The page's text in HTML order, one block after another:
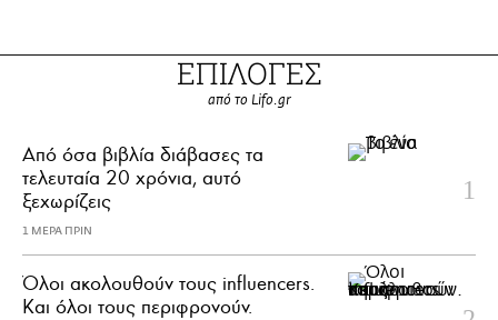
ΕΠΙΛΟΓΕΣ
από το Lifo.gr
Από όσα βιβλία διάβασες τα
τελευταία 20 χρόνια, αυτό
ξεχωρίζεις
1 ΜΕΡΑ ΠΡΙΝ
Όλοι ακολουθούν τους influencers.
Και όλοι τους περιφρονούν.